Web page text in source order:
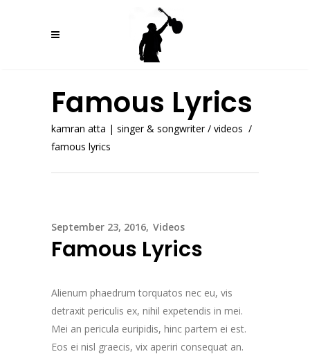
Famous Lyrics
kamran atta | singer & songwriter/ videos /
famous lyrics
September 23, 2016 Videos
Famous Lyrics
Alienum phaedrum torquatos nec eu, vis
detraxit periculis ex, nihil expetendis in mei.
Mei an pericula euripidis, hinc partem ei est.
Eos ei nisl graecis, vix aperiri consequat an.